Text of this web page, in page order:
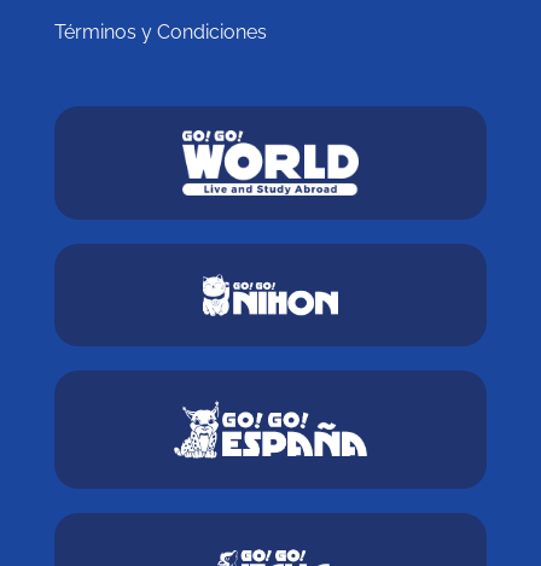
Términos y Condiciones